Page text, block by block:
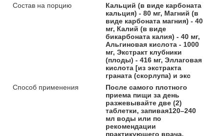
Состав на порцию
Кальций (в виде карбоната
кальция) - 80 мг, Магний (в
виде карбоната магния) - 40
мг, Калий (в виде
бикарбоната калия) - 40 мг,
Альгиновая кислота - 1000
мг, Экстракт клубники
(плоды) - 416 мг, Эллаговая
кислота [из экстракта
граната (скорлупа) и экс
Способ применения
После самого плотного
приема пищи за день
разжевывайте две (2)
таблетки, запивая120–240
мл воды или по
рекомендации
практикующего врача.